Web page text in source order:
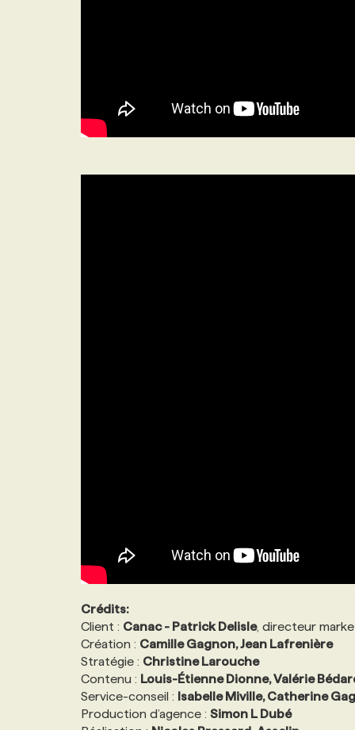
Crédits:
Client : Canac - Patrick Delisle, directeur
Création : Camille Gagnon, Jean Lafrenière
Stratégie : Christine Larouche
Contenu : Louis-Étienne Dionne, Valérie
Service-conseil : Isabelle Miville, Catherine
Production d’agence : Simon L Dubé